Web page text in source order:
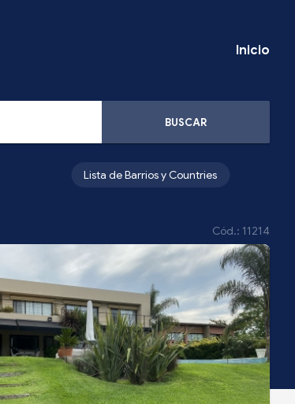
Inicio
BUSCAR
Lista de Barrios y Countries
Cód.: 11214